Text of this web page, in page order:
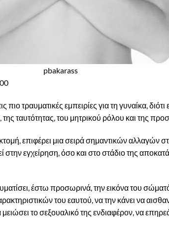
pbakarass
τραυματικές εμπειρίες για τη γυναίκα,
ταυτότητας, του μητρικού ρόλου και της
επιφέρει μια σειρά σημαντικών αλλαγών
εγχείρηση, όσο και στο στάδιο της
έστω προσωρινά, την εικόνα του
του εαυτού, να την κάνει να
το σεξουαλικό της ενδιαφέρον, να